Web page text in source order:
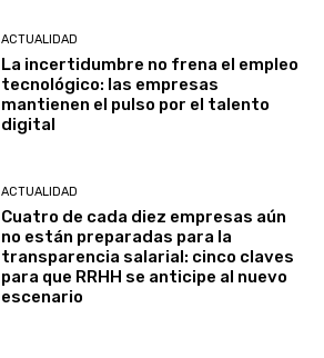
ACTUALIDAD
La incertidumbre no frena el empleo
tecnológico: las empresas
mantienen el pulso por el talento
digital
ACTUALIDAD
Cuatro de cada diez empresas aún
no están preparadas para la
transparencia salarial: cinco claves
para que RRHH se anticipe al nuevo
escenario